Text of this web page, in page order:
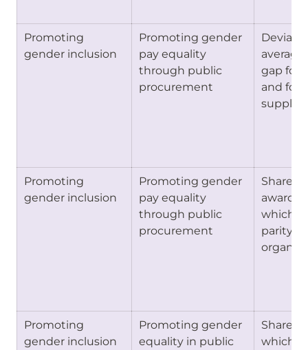
Promoting
gender inclusion
Promoting gender
pay equality
through public
procurement
gap for
and for
Promoting
gender inclusion
Promoting gender
pay equality
through public
procurement
Share
which
parity
Promoting
gender inclusion
Promoting gender
equality in public
Share
which